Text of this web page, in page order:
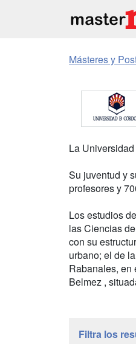
Másteres y
La
Su juventud y
profesores y
Los estudios
las Ciencias
con su
urbano; el de
Rabanales, en
Belmez ,
Filtra los